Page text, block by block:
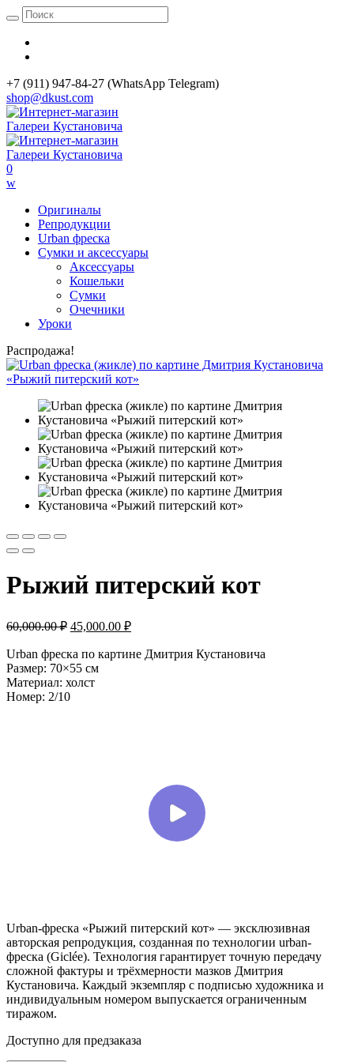
+7 (911) 947-84-27 (WhatsApp Telegram)
shop@dkust.com
0
w
Оригиналы
Репродукции
Urban фреска
Сумки и аксессуары
Аксессуары
Кошельки
Сумки
Очечники
Уроки
Распродажа!
Рыжий питерский кот
60,000.00 ₽ Первоначальная
составляла
60,000.00 ₽.
45,000.00 ₽Текущая
45,000.00 ₽.
Urban фреска по картине Дмитрия Кустановича
Размер: 70×55 см
Материал: холст
Номер: 2/10
Urban-фреска «Рыжий питерский кот» — эксклюзивная
авторская репродукция, созданная по технологии urban-
фреска (Giclée). Технология гарантирует точную передачу
сложной фактуры и трёхмерности мазков Дмитрия
Кустановича. Каждый экземпляр с подписью художника и
индивидуальным номером выпускается ограниченным
тиражом.
Доступно для предзаказа